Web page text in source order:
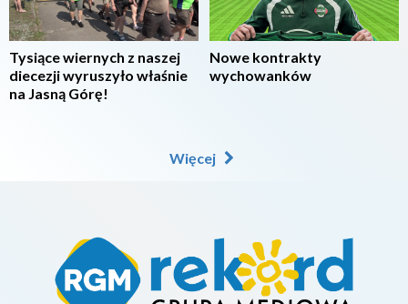
Tysiące wiernych z naszej
diecezji wyruszyło właśnie
na Jasną Górę!
Nowe kontrakty
wychowanków
Więcej